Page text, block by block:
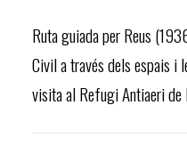
Ruta guiada per Reus
Civil a través dels espais i
visita al Refugi Antiaeri de